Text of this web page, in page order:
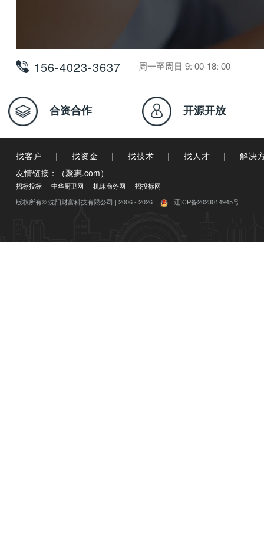
156-4023-3637 周一至周日 9: 00-18: 00
合资合作 开源开放
找客户 | 找资金 | 找技术 | 找人才 |
解决
友情链接：（聚惠.com）
招标投标 中华厨卫网 机床商务网
招投标网
版权所有© 沈阳财富科技有限公司 | 2006 - 2026
辽ICP备2023014945号